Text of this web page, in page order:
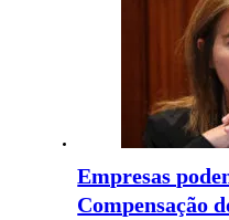
Empresas
Compensação